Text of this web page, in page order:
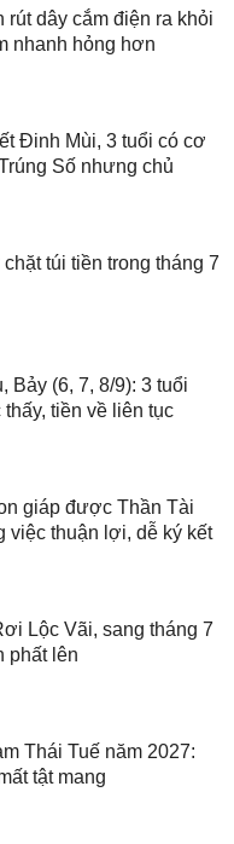
dây cắm điện ra khỏi
nhanh hỏng hơn
Đinh Mùi, 3 tuổi có cơ
Số nhưng chủ
túi tiền trong tháng 7
Bảy (6, 7, 8/9): 3 tuổi
tiền về liên tục
giáp được Thần Tài
việc thuận lợi, dễ ký kết
Lộc Vãi, sang tháng 7
phất lên
Thái Tuế năm 2027:
tật mang